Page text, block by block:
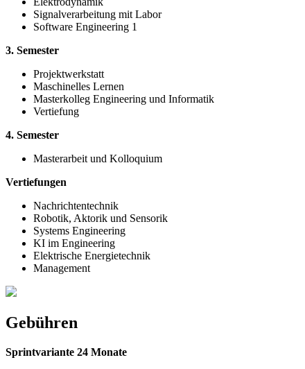
Signalverarbeitung mit Labor
Software Engineering 1
3. Semester
Projektwerkstatt
Maschinelles Lernen
Masterkolleg Engineering und Informatik
Vertiefung
4. Semester
Masterarbeit und Kolloquium
Vertiefungen
Nachrichtentechnik
Robotik, Aktorik und Sensorik
Systems Engineering
KI im Engineering
Elektrische Energietechnik
Management
Gebühren
Sprintvariante 24 Monate